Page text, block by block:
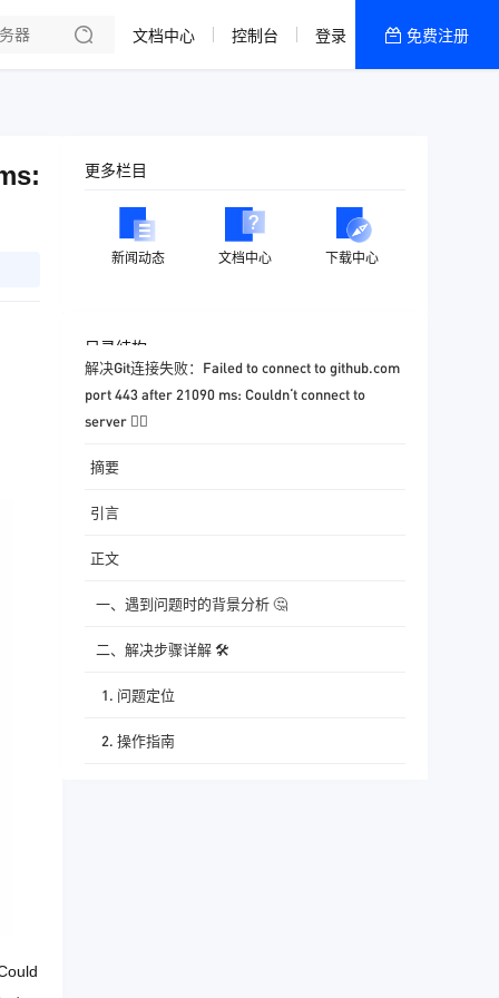
我们
文档中心 控制台 登录 免费注册
更多栏目
新闻动态 文档中心 下载中心
目录结构
解决Git连接失败：Failed to connect to github.com
port 443 after 21090 ms: Couldn‘t connect to
server 🐱‍💻
摘要
引言
正文
一、遇到问题时的背景分析 🤔
二、解决步骤详解 🛠️
1. 问题定位
2. 操作指南